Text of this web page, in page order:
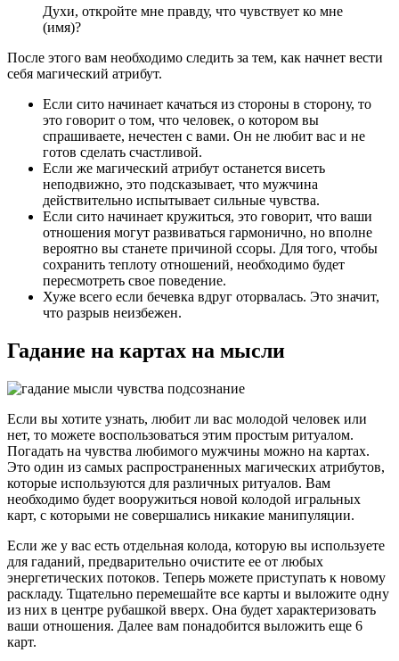
Духи, откройте мне правду, что чувствует ко мне
(имя)?
После этого вам необходимо следить за тем, как начнет вести
себя магический атрибут.
Если сито начинает качаться из стороны в сторону, то
это говорит о том, что человек, о котором вы
спрашиваете, нечестен с вами. Он не любит вас и не
готов сделать счастливой.
Если же магический атрибут останется висеть
неподвижно, это подсказывает, что мужчина
действительно испытывает сильные чувства.
Если сито начинает кружиться, это говорит, что ваши
отношения могут развиваться гармонично, но вполне
вероятно вы станете причиной ссоры. Для того, чтобы
сохранить теплоту отношений, необходимо будет
пересмотреть свое поведение.
Хуже всего если бечевка вдруг оторвалась. Это значит,
что разрыв неизбежен.
Гадание на картах на мысли
Если вы хотите узнать, любит ли вас молодой человек или
нет, то можете воспользоваться этим простым ритуалом.
Погадать на чувства любимого мужчины можно на картах.
Это один из самых распространенных магических атрибутов,
которые используются для различных ритуалов. Вам
необходимо будет вооружиться новой колодой игральных
карт, с которыми не совершались никакие манипуляции.
Если же у вас есть отдельная колода, которую вы используете
для гаданий, предварительно очистите ее от любых
энергетических потоков. Теперь можете приступать к новому
раскладу. Тщательно перемешайте все карты и выложите одну
из них в центре рубашкой вверх. Она будет характеризовать
ваши отношения. Далее вам понадобится выложить еще 6
карт.